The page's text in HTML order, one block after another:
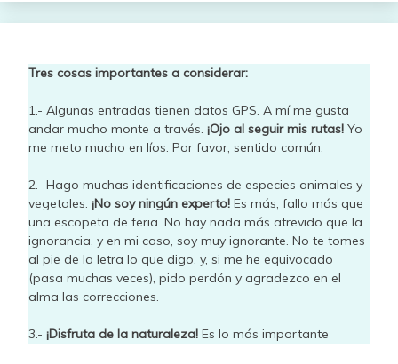
Tres cosas importantes a considerar:
1.- Algunas entradas tienen datos GPS. A mí me gusta
andar mucho monte a través. ¡Ojo al seguir mis rutas! Yo
me meto mucho en líos. Por favor, sentido común.
2.- Hago muchas identificaciones de especies animales y
vegetales. ¡No soy ningún experto! Es más, fallo más que
una escopeta de feria. No hay nada más atrevido que la
ignorancia, y en mi caso, soy muy ignorante. No te tomes
al pie de la letra lo que digo, y, si me he equivocado
(pasa muchas veces), pido perdón y agradezco en el
alma las correcciones.
3.- ¡Disfruta de la naturaleza! Es lo más importante